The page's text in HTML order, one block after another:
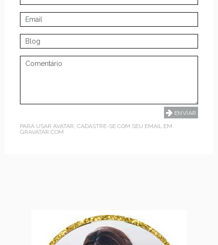
PARA USAR AVATAR, CADASTRE-SE COM SEU EMAIL EM
GRAVATAR.COM